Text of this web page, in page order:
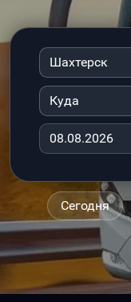
Шахтерск
Куда
Сегодня